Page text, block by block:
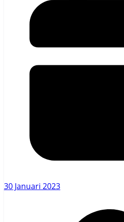
30 Januari 2023